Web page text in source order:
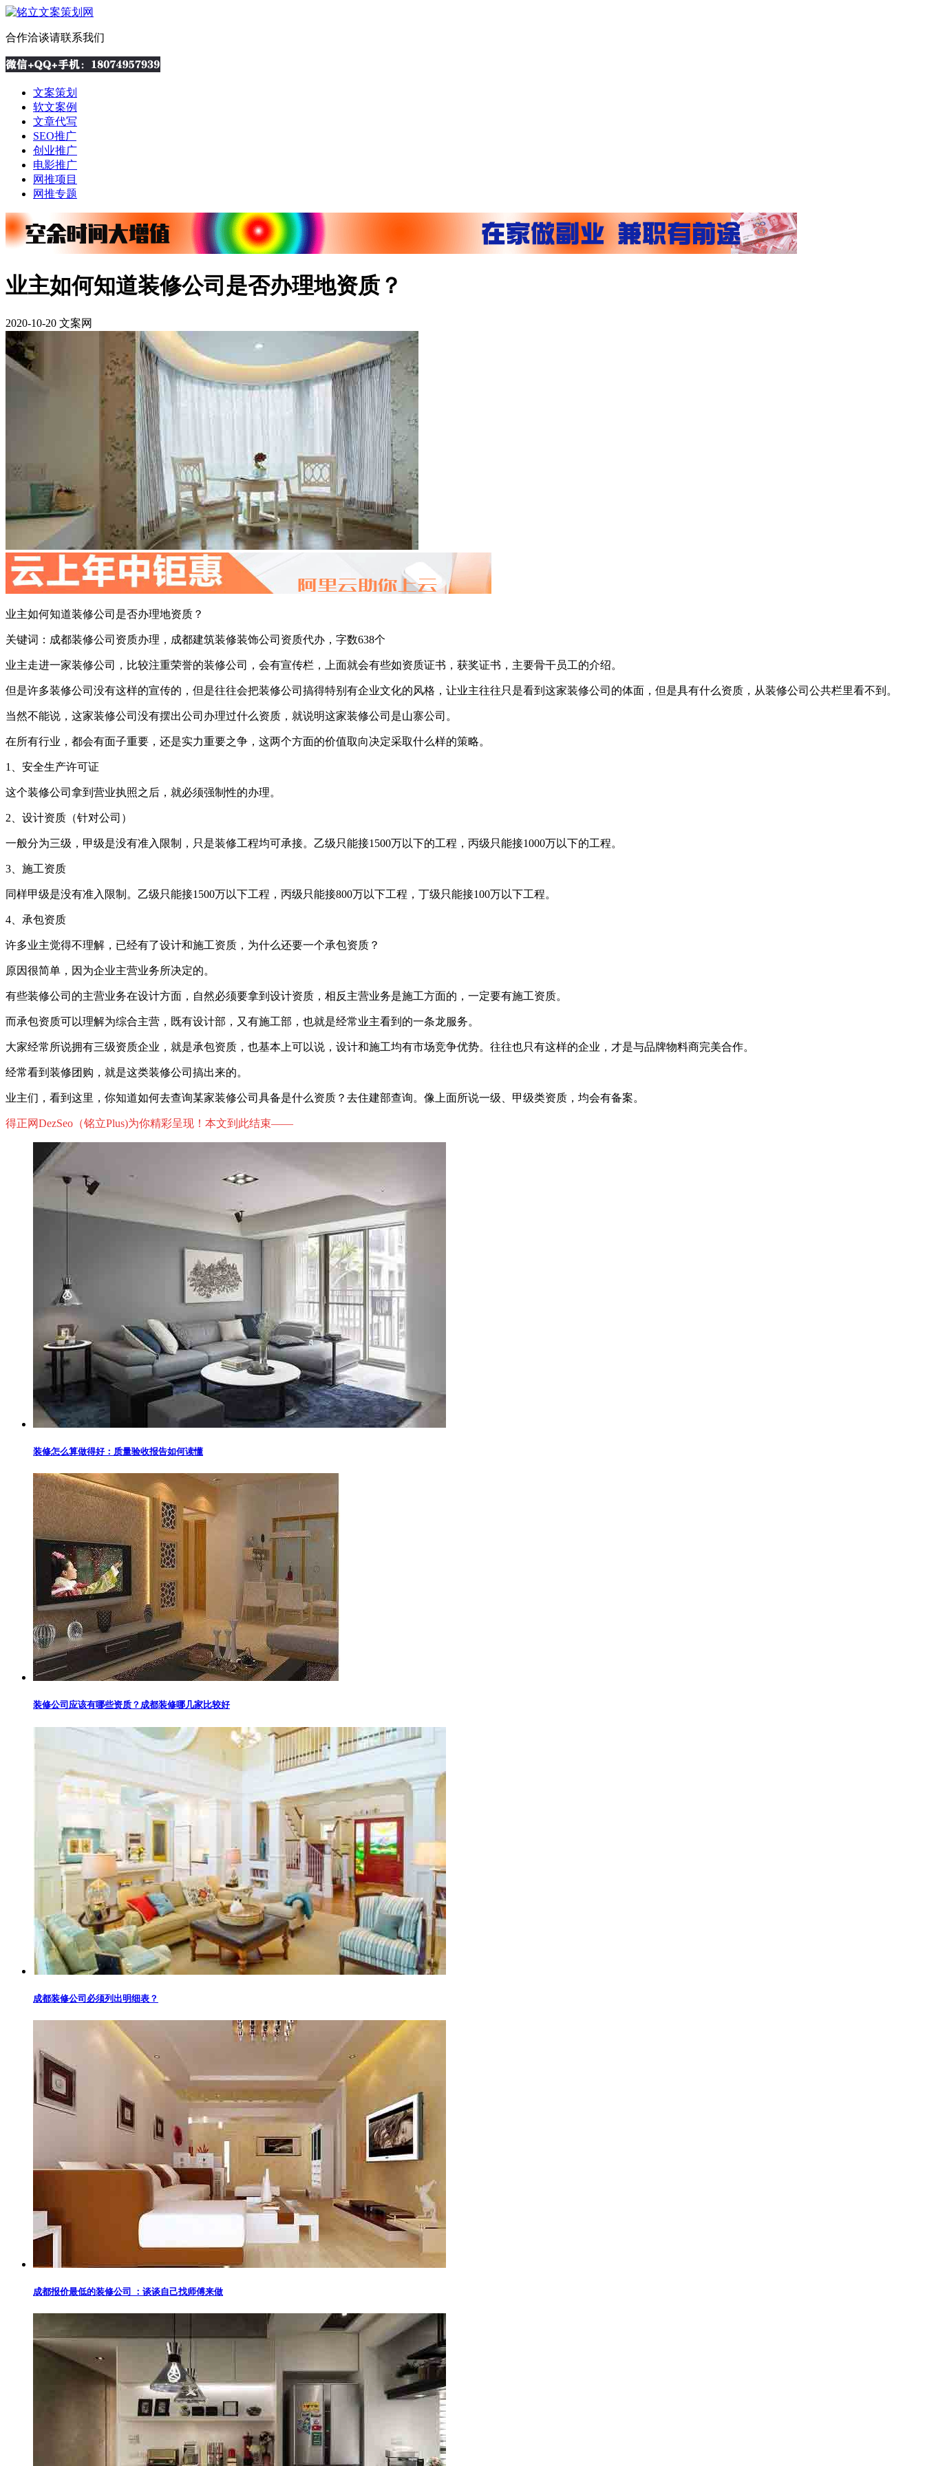
合作洽谈请联系我们
文案策划
软文案例
文章代写
SEO推广
创业推广
电影推广
网推项目
网推专题
业主如何知道装修公司是否办理地资质？
2020-10-20 文案网
业主如何知道装修公司是否办理地资质？
关键词：成都装修公司资质办理，成都建筑装修装饰公司资质代办，字数638个
业主走进一家装修公司，比较注重荣誉的装修公司，会有宣传栏，上面就会有些如资质证书，获奖证书，主要骨干员工的介绍。
但是许多装修公司没有这样的宣传的，但是往往会把装修公司搞得特别有企业文化的风格，让业主往往只是看到这家装修公司的体面，但是具有什么资质，从装修公司公共栏里看不到。
当然不能说，这家装修公司没有摆出公司办理过什么资质，就说明这家装修公司是山寨公司。
在所有行业，都会有面子重要，还是实力重要之争，这两个方面的价值取向决定采取什么样的策略。
1、安全生产许可证
这个装修公司拿到营业执照之后，就必须强制性的办理。
2、设计资质（针对公司）
一般分为三级，甲级是没有准入限制，只是装修工程均可承接。乙级只能接1500万以下的工程，丙级只能接1000万以下的工程。
3、施工资质
同样甲级是没有准入限制。乙级只能接1500万以下工程，丙级只能接800万以下工程，丁级只能接100万以下工程。
4、承包资质
许多业主觉得不理解，已经有了设计和施工资质，为什么还要一个承包资质？
原因很简单，因为企业主营业务所决定的。
有些装修公司的主营业务在设计方面，自然必须要拿到设计资质，相反主营业务是施工方面的，一定要有施工资质。
而承包资质可以理解为综合主营，既有设计部，又有施工部，也就是经常业主看到的一条龙服务。
大家经常所说拥有三级资质企业，就是承包资质，也基本上可以说，设计和施工均有市场竞争优势。往往也只有这样的企业，才是与品牌物料商完美合作。
经常看到装修团购，就是这类装修公司搞出来的。
业主们，看到这里，你知道如何去查询某家装修公司具备是什么资质？去住建部查询。像上面所说一级、甲级类资质，均会有备案。
得正网DezSeo（铭立Plus)为你精彩呈现！本文到此结束——
装修怎么算做得好：质量验收报告如何读懂
装修公司应该有哪些资质？成都装修哪几家比较好
成都装修公司必须列出明细表？
成都报价最低的装修公司 ：谈谈自己找师傅来做